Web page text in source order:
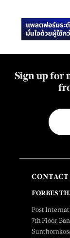
Sign up for
CONTACT
FORBES
Post
7th Floor,